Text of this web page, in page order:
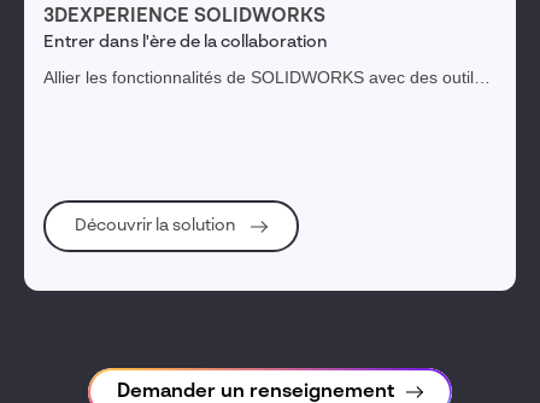
3DEXPERIENCE SOLIDWORKS
Entrer dans l'ère de la collaboration
Allier les fonctionnalités de SOLIDWORKS avec des outils
Découvrir la solution
Demander un renseignement